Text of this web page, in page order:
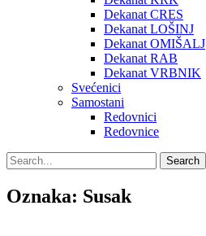
Dekanat CRES
Dekanat LOŠINJ
Dekanat OMIŠALJ
Dekanat RAB
Dekanat VRBNIK
Svećenici
Samostani
Redovnici
Redovnice
Search
Search
for:
Oznaka: Susak